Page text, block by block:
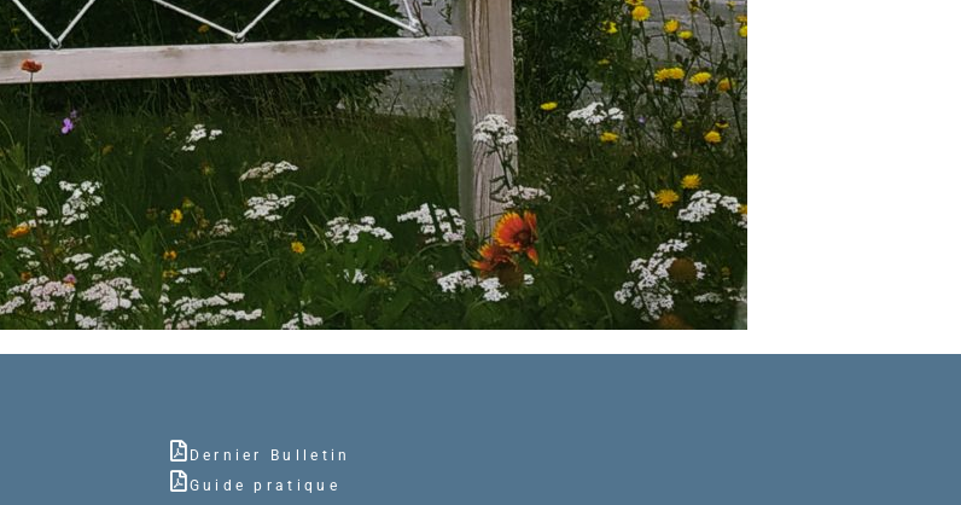
Dernier Bulletin
Guide pratique